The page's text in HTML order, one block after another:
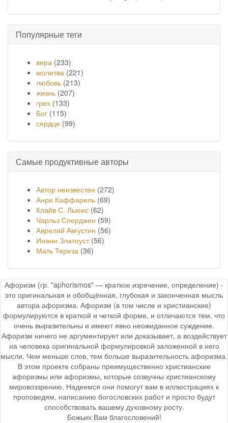
Популярные теги
вера (233)
молитва (221)
любовь (213)
жизнь (207)
грех (133)
Бог (115)
сердце (99)
Самые продуктивные авторы
Автор неизвестен (272)
Анри Каффарель (69)
Клайв С. Льюис (62)
Чарльз Сперджен (59)
Аврелий Августин (56)
Иоанн Златоуст(56)
Мать Тереза (36)
Афоризм (гр. "aphorismos" — краткое изречение, определение) -
это оригинальная и обобщённая, глубокая и законченная мысль
автора афоризма. Афоризм (в том числе и христианские)
формулируются в краткой и четкой форме, и отличаются тем, что
очень выразительны и имеют явно неожиданное суждение.
Афоризм ничего не аргументирует или доказывает, а воздействует
на человека оригинальной формулировкой заложенной в него
мысли. Чем меньше слов, тем больше выразительность афоризма.
В этом проекте собраны преимущественно христианские
афоризмы или афоризмы, которые созвучны христианскому
мировоззрению. Надеемся они помогут вам в иллюстрациях к
проповедям, написанию богословских работ и просто будут
способствовать вашему духовному росту.
Божьих Вам благословений!